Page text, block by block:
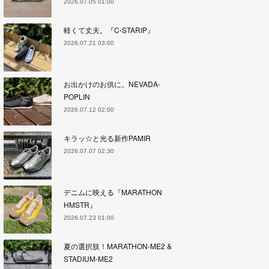
2026.07.05 01:00
軽くて丈夫。『C-STARIP』
2026.07.21 03:00
お出かけのお供に。NEVADA-
POPLIN
2026.07.12 02:00
キラッ☆と光る新作PAMIR
2026.07.07 02:30
デニムに映える『MARATHON
HMSTR』
2026.07.23 01:00
夏の選択肢！MARATHON-ME2 &
STADIUM-ME2